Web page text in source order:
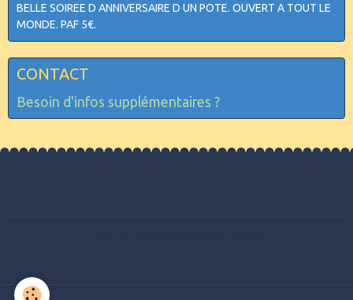
BELLE SOIREE D ANNIVERSAIRE D UN POTE. OUVERT A TOUT LE
MONDE. PAF 5€.
CONTACT
Besoin d'infos supplémentaires ?